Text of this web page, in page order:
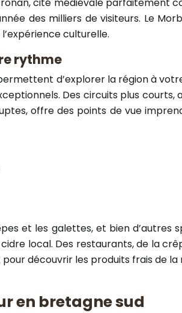
des milliers de visiteurs. Le
culturelle.
rythme
d’explorer la région à
Des circuits plus courts,
offre des points de vue
et les galettes, et bien d’autres
local. Des restaurants, de la
découvrir les produits frais de
en bretagne sud